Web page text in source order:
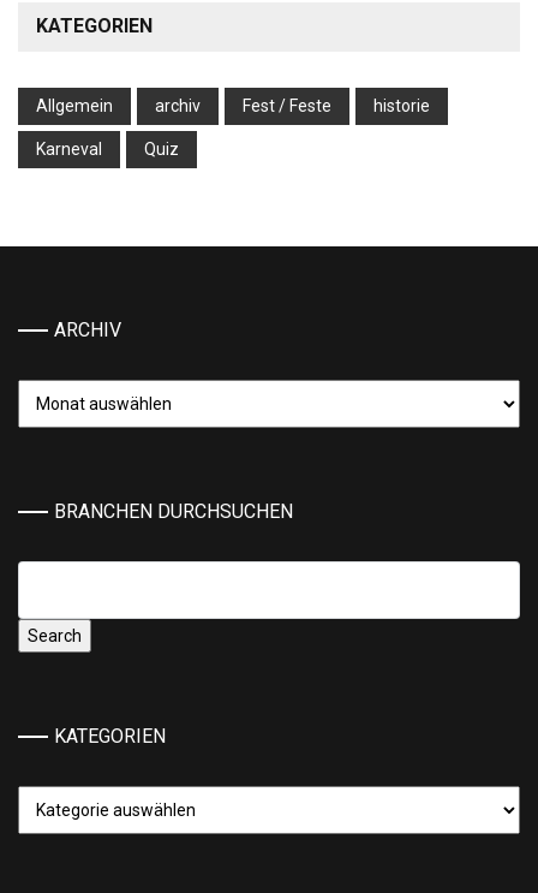
KATEGORIEN
Allgemein archiv Fest / Feste historie
Karneval Quiz
ARCHIV
BRANCHEN DURCHSUCHEN
KATEGORIEN